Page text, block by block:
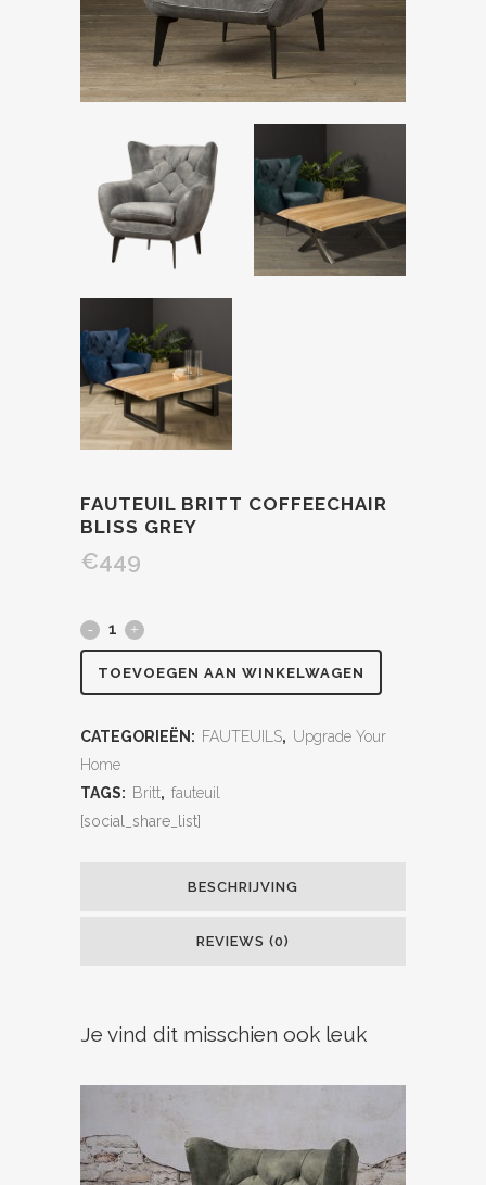
FAUTEUIL BRITT COFFEECHAIR
BLISS GREY
€449
TOEVOEGEN AAN WINKELWAGEN
CATEGORIEËN: FAUTEUILS, Upgrade Your
Home
TAGS: Britt, fauteuil
[social_share_list]
BESCHRIJVING
REVIEWS (0)
Je vind dit misschien ook leuk